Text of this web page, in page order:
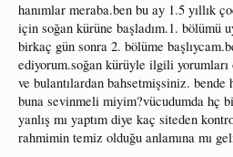
hanımlar meraba.ben bu ay 1.5 yıllık
için soğan kürüne başladım.1. bölümü
birkaç gün sonra 2. bölüme
ediyorum.soğan kürüyle ilgili yorumları
ve bulantılardan bahsetmişsiniz.
buna sevinmeli miyim?vücudumda hç
yanlış mı yaptım diye kaç siteden
rahmimin temiz olduğu anlamına mı